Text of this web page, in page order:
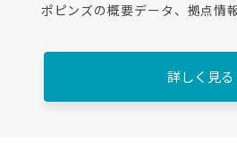
ポピンズの概要データ、拠点情
詳しく見る